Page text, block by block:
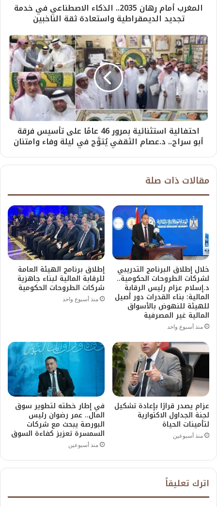
المغرب أمام رهان 2035.. الذكاء الاصطناعي في خدمة
تجديد الديمقراطية واستعادة ثقة الناخبين
احتفالية استثنائية بمرور 46 عامًا على تأسيس فرقة
أبو سراج.. د.عصام الثقفي يُتوَّج في ليلة وفاء وامتنان
مقالات ذات صلة
خلال إطلاق البرنامج التدريبي
لشركات الطروحات الحكومية..
د.إسلام عزام رئيس الرقابة
المالية: بناء القدرات دور أصيل
للهيئة للنهوض بالأسواق
المالية غير المصرفية
منذ أسبوع واحد
إطلاق برنامج الهيئة العامة
للرقابة المالية لبناء جاهزية
شركات الطروحات الحكومية
منذ أسبوع واحد
عزام يصدر قرارًا بإعادة تشكيل
لجنة الجداول الاكتوارية
لتأمينات الحياة
منذ أسبوعين
في إطار خطته لتطوير سوق
المال.. عمر رضوان رئيس
البورصة يبحث مع شركات
السمسرة تعزيز كفاءة السوق
منذ أسبوعين
اترك تعليقاً